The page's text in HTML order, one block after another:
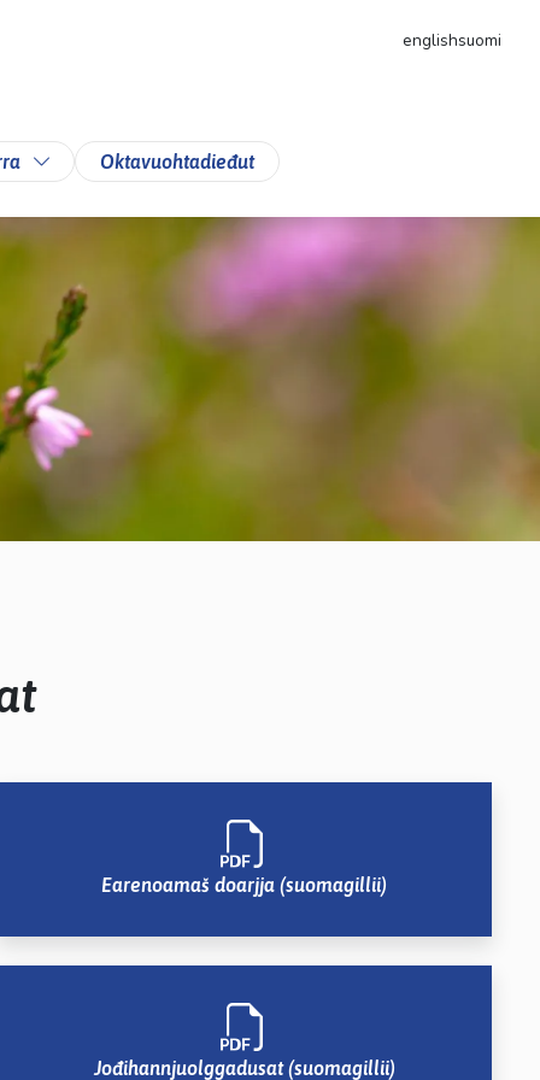
englishsuomi
Toggle Dropdown
Oktavuohtadieđut
Earenoamaš doarjja (suomagillii)
Jođihannjuolggadusat (suomagillii)